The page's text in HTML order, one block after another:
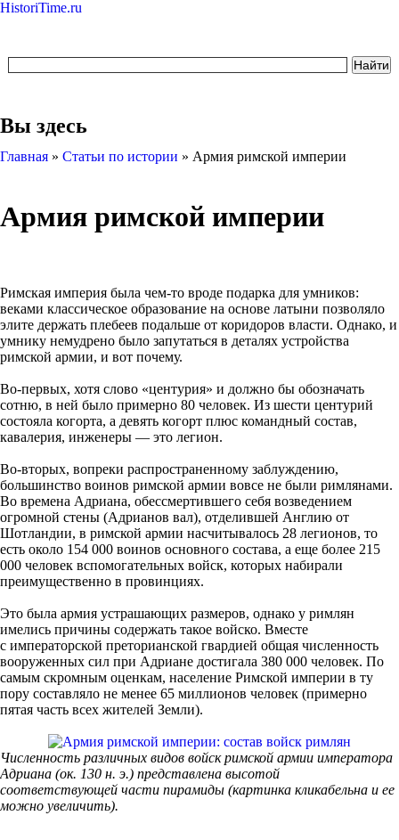
HistoriTime.ru
Вы здесь
Главная » Статьи по истории » Армия римской империи
Армия римской империи
Римская империя была чем-то вроде подарка для умников:
веками классическое образование на основе латыни позволяло
элите держать плебеев подальше от коридоров власти. Однако, и
умнику немудрено было запутаться в деталях устройства
римской армии, и вот почему.
Во-первых, хотя слово «центурия» и должно бы обозначать
сотню, в ней было примерно 80 человек. Из шести центурий
состояла когорта, а девять когорт плюс командный состав,
кавалерия, инженеры — это легион.
Во-вторых, вопреки распространенному заблуждению,
большинство воинов римской армии вовсе не были римлянами.
Во времена Адриана, обессмертившего себя возведением
огромной стены (Адрианов вал), отделившей Англию от
Шотландии, в римской армии насчитывалось 28 легионов, то
есть около 154 000 воинов основного состава, а еще более 215
000 человек вспомогательных войск, которых набирали
преимущественно в провинциях.
Это была армия устрашающих размеров, однако у римлян
имелись причины содержать такое войско. Вместе
с императорской преторианской гвардией общая численность
вооруженных сил при Адриане достигала 380 000 человек. По
самым скромным оценкам, население Римской империи в ту
пору составляло не менее 65 миллионов человек (примерно
пятая часть всех жителей Земли).
Численность различных видов войск римской армии императора
Адриана (ок. 130 н. э.) представлена высотой
соответствующей части пирамиды (картинка кликабельна и ее
можно увеличить).